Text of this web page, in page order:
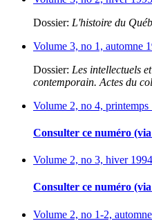
Dossier: L'histoire du
Volume 3, no 1, automne
Dossier: Les intellectuels
contemporain. Actes du
Volume 2, no 4, printemps
Consulter ce numéro
Volume 2, no 3, hiver
Consulter ce numéro
Volume 2, no 1-2,